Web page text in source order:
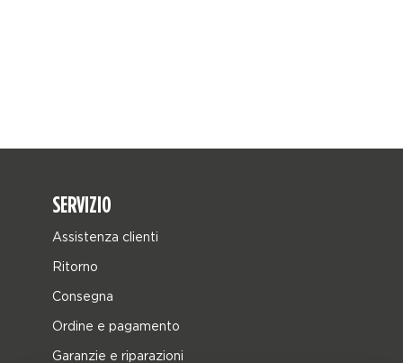
SERVIZIO
Assistenza clienti
Ritorno
Consegna
Ordine e pagamento
Garanzie e riparazioni